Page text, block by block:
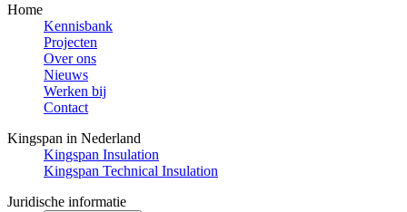
Home
Kennisbank
Projecten
Over ons
Nieuws
Werken bij
Contact
Kingspan in Nederland
Kingspan Insulation
Kingspan Technical Insulation
Juridische informatie